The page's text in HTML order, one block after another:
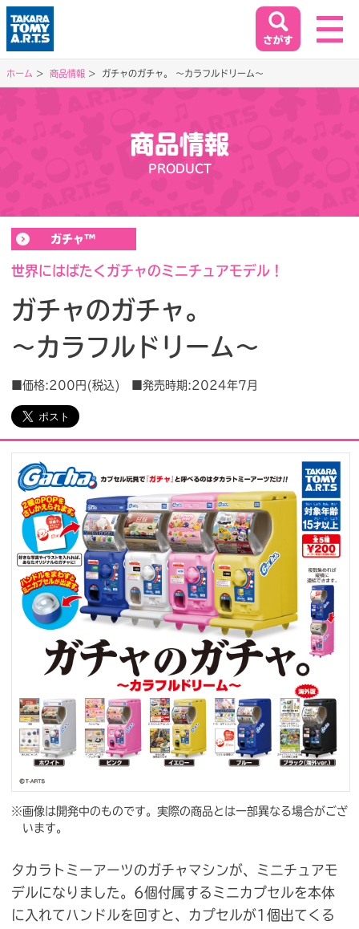
イベント&キャンペーン
EVENT&CAMPAIGN
お客様相談室
SUPPORT
会社情報
プレスリリース よくあるご質問
ビジネスのお客様
閉じる
閉じる
ホーム 商品情報 ガチャのガチャ。 ～カラフルドリーム～
商品情報
PRODUCT
ガチャ™
世界にはばたくガチャのミニチュアモデル！
ガチャのガチャ。
～カラフルドリーム～
■価格:200円(税込) ■発売時期:2024年7月
※画像は開発中のものです。実際の商品とは一部異なる場合がござ
います。
タカラトミーアーツのガチャマシンが、ミニチュアモ
デルになりました。6個付属するミニカプセルを本体
に入れてハンドルを回すと、カプセルが1個出てくる